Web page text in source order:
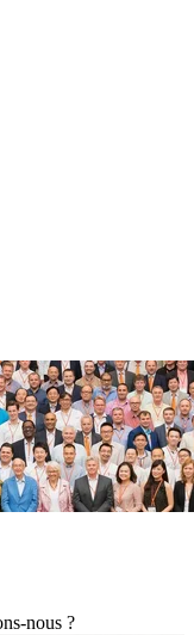
nous ?